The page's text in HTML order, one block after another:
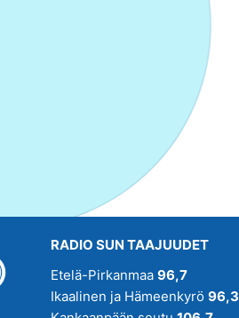
RADIO SUN TAAJUUDET
Etelä-Pirkanmaa 96,7
Ikaalinen ja Hämeenkyrö 96,3